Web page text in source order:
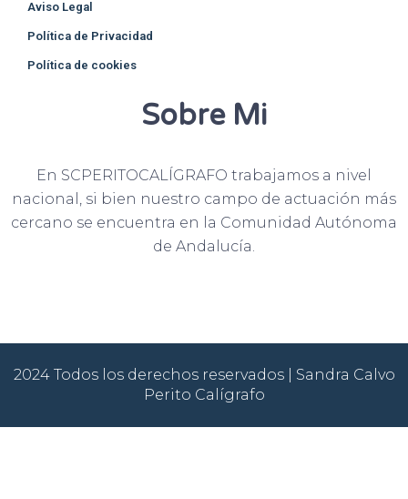
Aviso Legal
Política de Privacidad
Política de cookies
Sobre Mi
En SCPERITOCALÍGRAFO trabajamos a nivel
nacional, si bien nuestro campo de actuación más
cercano se encuentra en la Comunidad Autónoma
de Andalucía.
2024 Todos los derechos reservados | Sandra Calvo
Perito Calígrafo